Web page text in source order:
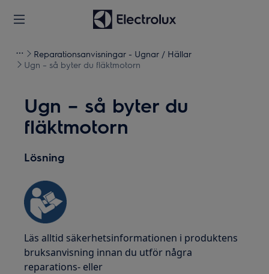
Reparationsanvisningar - Ugnar / Hällar
Ugn – så byter du fläktmotorn
Ugn – så byter du
fläktmotorn
Lösning
Läs alltid säkerhetsinformationen i produktens
bruksanvisning innan du utför några
reparations- eller